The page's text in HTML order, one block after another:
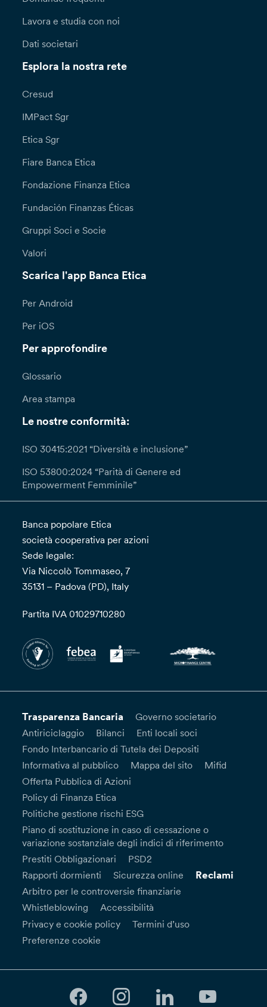
Lavora e studia con noi
Dati societari
Esplora la nostra rete
Cresud
IMPact Sgr
Etica Sgr
Fiare Banca Etica
Fondazione Finanza Etica
Fundación Finanzas Éticas
Gruppi Soci e Socie
Valori
Scarica l'app Banca Etica
Per Android
Per iOS
Per approfondire
Glossario
Area stampa
Le nostre conformità:
ISO 30415:2021 “Diversità e inclusione”
ISO 53800:2024 “Parità di Genere ed
Empowerment Femminile”
Banca popolare Etica
società cooperativa per azioni
Sede legale:
Via Niccolò Tommaseo, 7
35131 – Padova (PD), Italy
Partita IVA 01029710280
Trasparenza Bancaria
Governo societario
Antiriciclaggio
Bilanci
Enti locali soci
Fondo Interbancario di Tutela dei Depositi
Informativa al pubblico
Mappa del sito
Mifid
Offerta Pubblica di Azioni
Policy di Finanza Etica
Politiche gestione rischi ESG
Piano di sostituzione in caso di cessazione o
variazione sostanziale degli indici di riferimento
Prestiti Obbligazionari
PSD2
Rapporti dormienti
Sicurezza online Reclami
Arbitro per le controversie finanziarie
Whistleblowing
Accessibilità
Privacy e cookie policy
Termini d’uso
Preferenze cookie